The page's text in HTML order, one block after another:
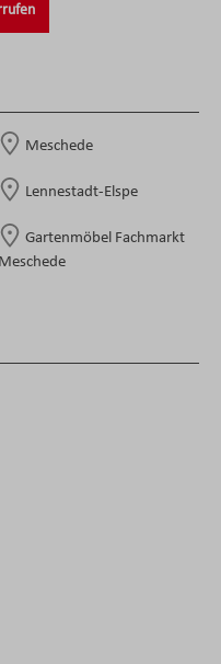
Meschede
Lennestadt-Elspe
Gartenmöbel Fachmarkt
Meschede